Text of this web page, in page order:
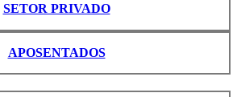
SETOR PRIVADO
APOSENTADOS